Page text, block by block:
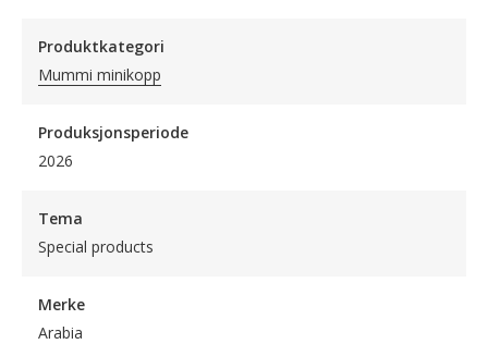
Produktkategori
Mummi minikopp
Produksjonsperiode
2026
Tema
Special products
Merke
Arabia